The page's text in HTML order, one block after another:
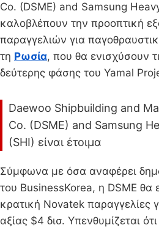
Co. (DSME) and Samsung
καλοβλέπουν την προοπτική
παραγγελιών για
τη Ρωσία, που θα ενισχύσουν
δεύτερης φάσης του Yamal
Daewoo Shipbuilding and
Co. (DSME) and Samsung
(SHI) είναι έτοιμα
Σύμφωνα με όσα αναφέρει
του BusinessKorea, η DSME θα
κρατική Novatek παραγγελίες
αξίας $4 δισ. Υπενθυμίζεται